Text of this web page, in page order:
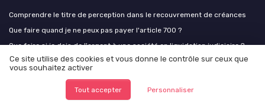
Comprendre le titre de perception dans le recouvrement de créances
Que faire quand je ne peux pas payer l'article 700 ?
Que faire si je dois de l'argent à une société en liquidation judiciaire ?
Obtenir un crédit en ligne à l'étranger pour les interdits bancaires :
conseils et forums
Comprendre le rôle d'iqera dans le recouvrement téléphonique
Ce site utilise des cookies et vous donne le contrôle sur ceux que
vous souhaitez activer
Tout accepter Personnaliser